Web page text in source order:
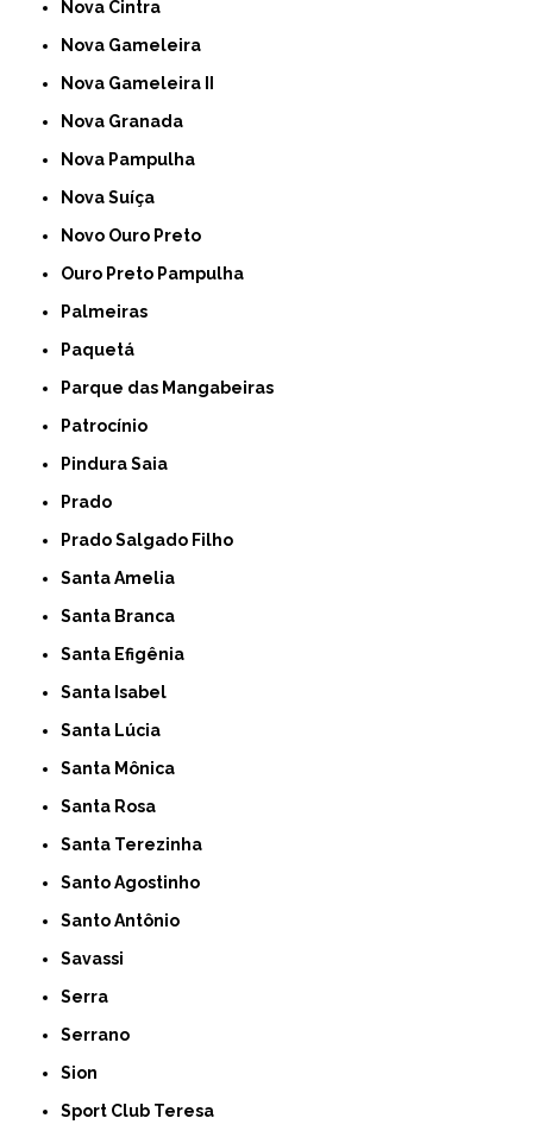
Nova Cintra
Nova Gameleira
Nova Gameleira II
Nova Granada
Nova Pampulha
Nova Suíça
Novo Ouro Preto
Ouro Preto Pampulha
Palmeiras
Paquetá
Parque das Mangabeiras
Patrocínio
Pindura Saia
Prado
Prado Salgado Filho
Santa Amelia
Santa Branca
Santa Efigênia
Santa Isabel
Santa Lúcia
Santa Mônica
Santa Rosa
Santa Terezinha
Santo Agostinho
Santo Antônio
Savassi
Serra
Serrano
Sion
Sport Club Teresa